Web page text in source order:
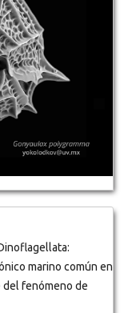
marino común en
del fenómeno de